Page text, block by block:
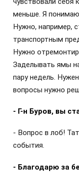
меньше. Я
Нужно, например,
транспортным
Нужно
Заделывать ямы
пару недель.
вопросы нужно
- Г-н Буров, вы
- Вопрос в лоб!
события.
- Благодарю за